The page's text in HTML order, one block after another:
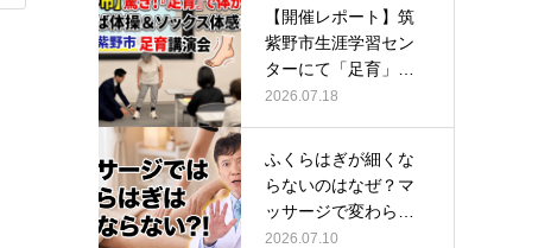
【開催レポート】筑
紫野市生涯学習セン
ターにて「足育」講
演会に登壇し…
2026.07.18
ふくらはぎが細くな
らないのはなぜ？マ
ッサージで変わらな
い根本原因
2026.07.10